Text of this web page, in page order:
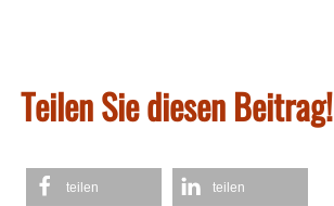
Teilen Sie diesen Beitrag!
teilen teilen